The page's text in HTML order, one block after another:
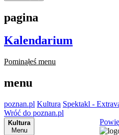
pagina
Kalendarium
Pominąłeś menu
menu
poznan.pl Kultura Spektakl -
Wróć do poznan.pl
Kultura
Menu